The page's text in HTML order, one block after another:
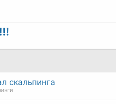
скальпинга